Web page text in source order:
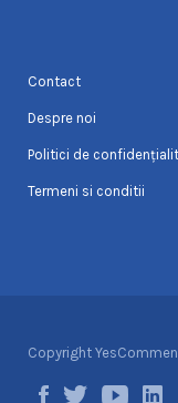
Contact
Despre noi
Politici de
Termeni si conditii
Copyright